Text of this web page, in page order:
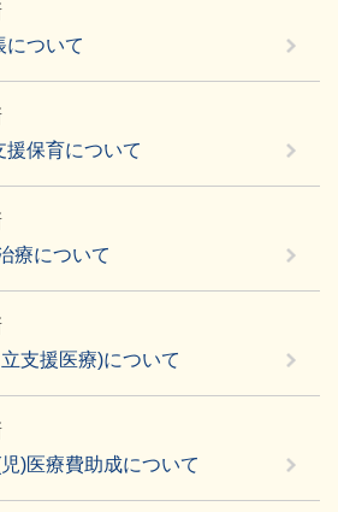
について
援保育について
療について
支援医療)について
)医療費助成について